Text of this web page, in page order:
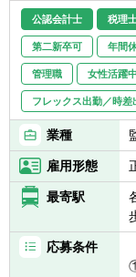
公認会計士 税理
第二新卒可 年間
管理職 女性活躍中
フレックス出勤／時差
業種
雇用形態
最寄駅
応募条件